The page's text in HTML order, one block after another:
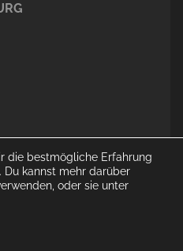
Hamburg
die bestmögliche Erfahrung
Du kannst mehr darüber
oder sie unter